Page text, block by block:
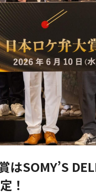
はSOMY’S
！